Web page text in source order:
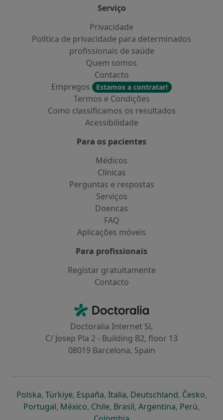
Serviço
Privacidade
Política de privacidade para determinados
profissionais de saúde
Quem somos
Contacto
Empregos
Estamos a contratar!
Termos e Condições
Como classificamos os resultados
Acessibilidade
Para os pacientes
Médicos
Clínicas
Perguntas e respostas
Serviços
Doencas
FAQ
Aplicações móveis
Para profissionais
Registar gratuitamente
Contacto
Doctoralia - Homepage
Doctoralia Internet SL
C/ Josep Pla 2 - Building B2, floor 13
08019 Barcelona, Spain
Polskaabre num novo separador
, Türkiyeabre num novo separador
, Españaabre num novo separador
, Italiaabre num novo
, Deutschlandabre num
, Česko,
Portugalabre num novo separador
, Méxicoabre num novo separador
, Chileabre num novo separador
, Brasilabre num novo
, Argentinaabre num
, Perúabre
,